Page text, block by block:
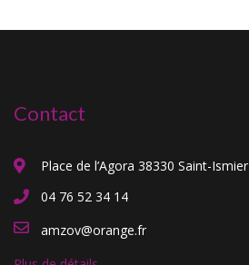
Contact
Place de l’Agora 38330 Saint-Ismier
04 76 52 34 14
amzov@orange.fr